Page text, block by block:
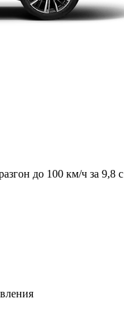
до 100 км/ч за 9,8 с